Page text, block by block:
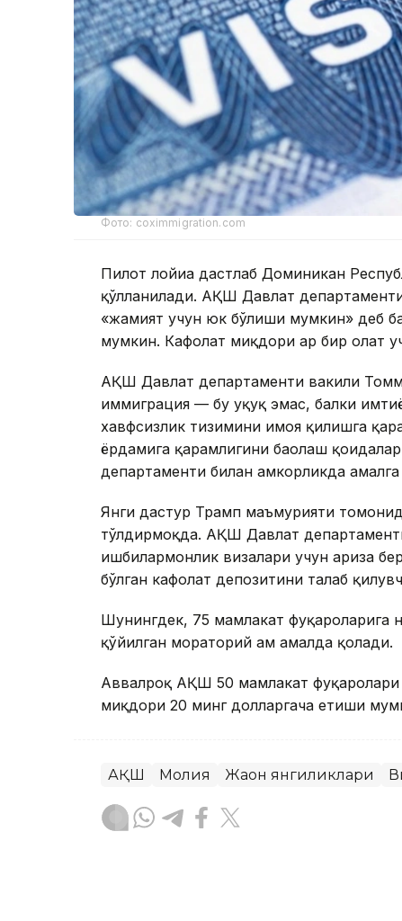
Фото: coximmigration.com
Пилот лойиҳа дастлаб Доминикан
қўлланилади. АҚШ Давлат
«жамият учун юк бўлиши мумкин» деб
мумкин. Кафолат миқдори ҳар бир ҳолат
АҚШ Давлат департаменти вакили
иммиграция — бу ҳуқуқ эмас, балки
хавфсизлик тизимини ҳимоя қилишга
ёрдамига қарамлигини баҳолаш
департаменти билан ҳамкорликда
Янги дастур Трамп маъмурияти
тўлдирмоқда. АҚШ Давлат
ишбилармонлик визалари учун ариза
бўлган кафолат депозитини талаб
Шунингдек, 75 мамлакат фуқароларига
қўйилган мораторий ҳам амалда қолади.
Аввалроқ АҚШ 50 мамлакат
миқдори 20 минг долларгача етиши
АҚШ Молия Жаҳон янгиликлари